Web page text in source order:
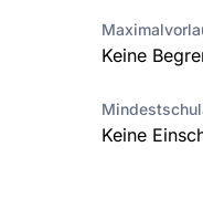
Keine
Keine